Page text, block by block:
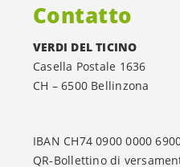
Contatto
VERDI DEL TICINO
Casella Postale 1636
CH – 6500 Bellinzona
IBAN CH74 0900 0000
QR-Bollettino di